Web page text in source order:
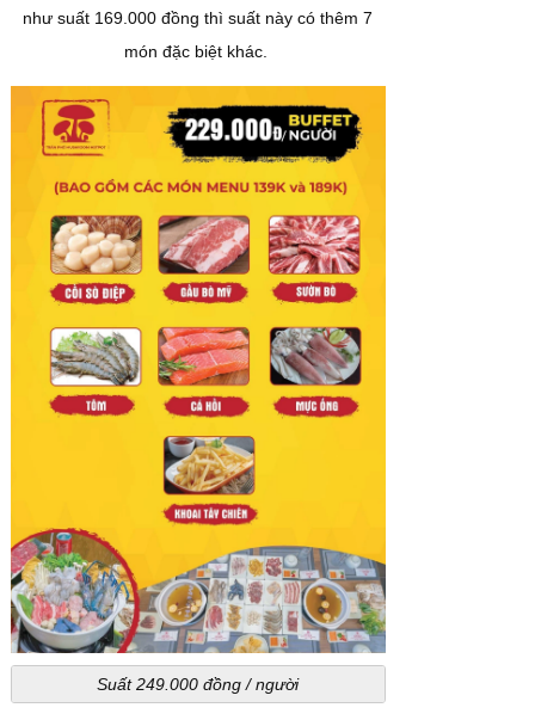
như suất 169.000 đồng thì suất này có thêm 7
món đặc biệt khác.
Suất 249.000 đồng / người